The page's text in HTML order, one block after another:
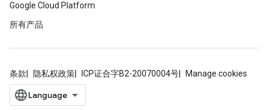
Google Cloud Platform
所有产品
条款 隐私权政策 ICP证合字B2-20070004号 Manage cookies